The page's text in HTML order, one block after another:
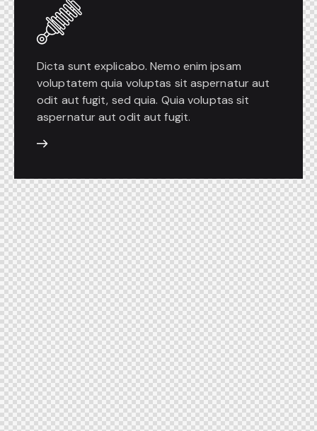
Dicta sunt explicabo. Nemo enim ipsam
voluptatem quia voluptas sit aspernatur aut
odit aut fugit, sed quia. Quia voluptas sit
aspernatur aut odit aut fugit.